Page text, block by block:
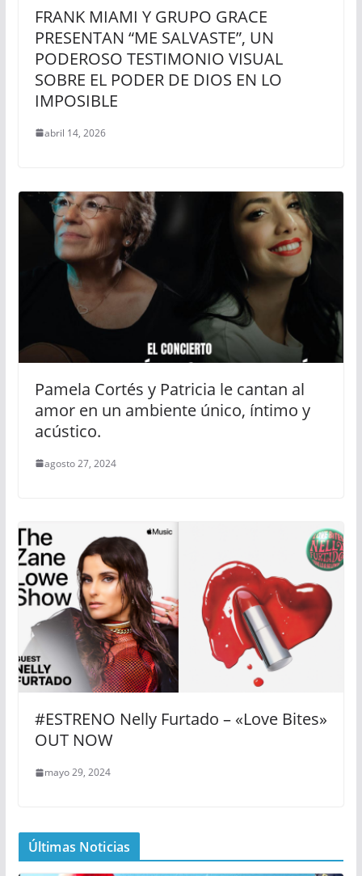
FRANK MIAMI Y GRUPO GRACE
PRESENTAN “ME SALVASTE”, UN
PODEROSO TESTIMONIO VISUAL
SOBRE EL PODER DE DIOS EN LO
IMPOSIBLE
abril 14, 2026
Pamela Cortés y Patricia le cantan al
amor en un ambiente único, íntimo y
acústico.
agosto 27, 2024
#ESTRENO Nelly Furtado – «Love Bites»
OUT NOW
mayo 29, 2024
Últimas Noticias